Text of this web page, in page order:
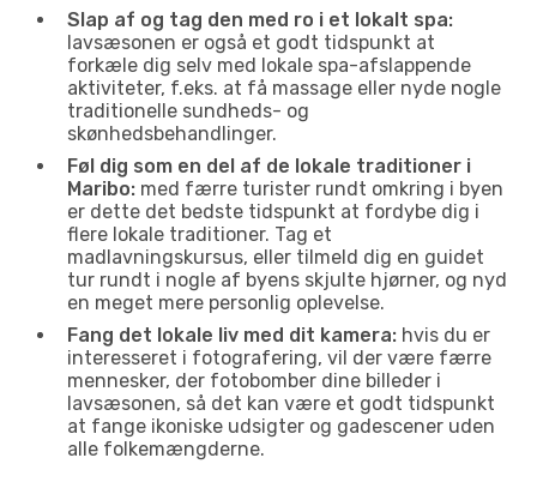
Slap af og tag den med ro i et lokalt spa:
lavsæsonen er også et godt tidspunkt at
forkæle dig selv med lokale spa-afslappende
aktiviteter, f.eks. at få massage eller nyde nogle
traditionelle sundheds- og
skønhedsbehandlinger.
Føl dig som en del af de lokale traditioner i
Maribo: med færre turister rundt omkring i byen
er dette det bedste tidspunkt at fordybe dig i
flere lokale traditioner. Tag et
madlavningskursus, eller tilmeld dig en guidet
tur rundt i nogle af byens skjulte hjørner, og nyd
en meget mere personlig oplevelse.
Fang det lokale liv med dit kamera: hvis du er
interesseret i fotografering, vil der være færre
mennesker, der fotobomber dine billeder i
lavsæsonen, så det kan være et godt tidspunkt
at fange ikoniske udsigter og gadescener uden
alle folkemængderne.